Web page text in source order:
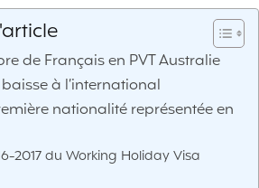
de Français en PVT Australie
à l’international
nationalité représentée en
2017 du Working Holiday Visa